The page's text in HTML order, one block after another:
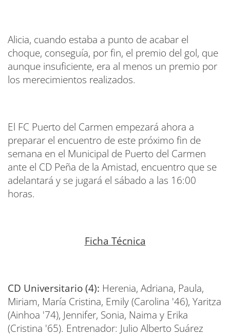
Alicia, cuando estaba a punto de acabar el
choque, conseguía, por fin, el premio del gol, que
aunque insuficiente, era al menos un premio por
los merecimientos realizados.
El FC Puerto del Carmen empezará ahora a
preparar el encuentro de este próximo fin de
semana en el Municipal de Puerto del Carmen
ante el CD Peña de la Amistad, encuentro que se
adelantará y se jugará el sábado a las 16:00
horas.
Ficha Técnica
CD Universitario (4): Herenia, Adriana, Paula,
Miriam, María Cristina, Emily (Carolina '46), Yaritza
(Ainhoa '74), Jennifer, Sonia, Naima y Erika
(Cristina '65). Entrenador: Julio Alberto Suárez